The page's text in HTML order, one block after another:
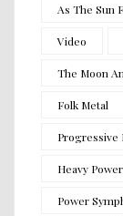
As The Sun
Video
The Moon
Folk Metal
Progressive
Heavy Power
Power